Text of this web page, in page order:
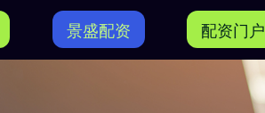
景盛配资 配资门户